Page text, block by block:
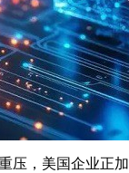
压，美国企业正